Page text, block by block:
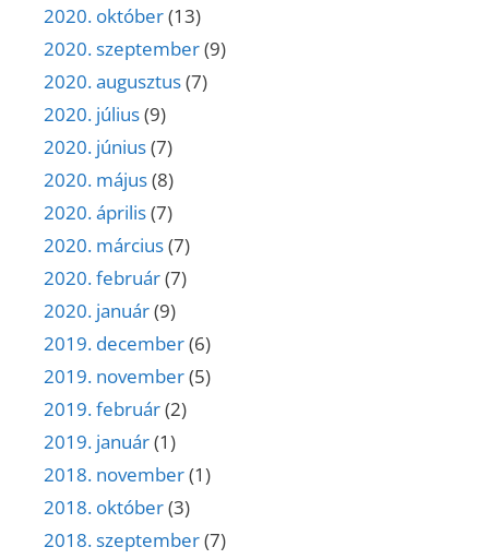
2020. október(13)
2020. szeptember(9)
2020. augusztus(7)
2020. július(9)
2020. június(7)
2020. május(8)
2020. április(7)
2020. március(7)
2020. február(7)
2020. január(9)
2019. december(6)
2019. november(5)
2019. február(2)
2019. január(1)
2018. november(1)
2018. október(3)
2018. szeptember(7)